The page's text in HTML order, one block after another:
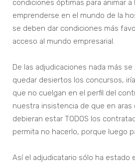
condiciones óptimas para animar a
emprenderse en el mundo de la
se deben dar condiciones más
acceso al mundo empresarial.
De las adjudicaciones nada más
quedar desiertos los concursos,
que no cuelgan en el perfil del
nuestra insistencia de que en aras
debieran estar TODOS los
permita no hacerlo, porque luego
Así el adjudicatario sólo ha estado